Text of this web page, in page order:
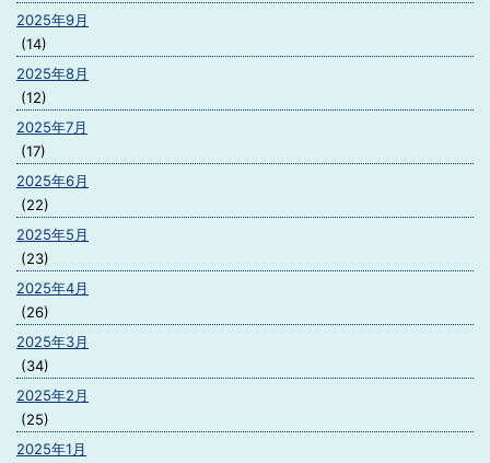
2025年9月
(14)
2025年8月
(12)
2025年7月
(17)
2025年6月
(22)
2025年5月
(23)
2025年4月
(26)
2025年3月
(34)
2025年2月
(25)
2025年1月